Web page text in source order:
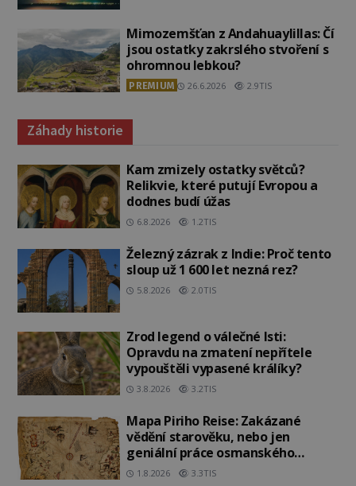
Mimozemšťan z Andahuaylillas: Čí
jsou ostatky zakrslého stvoření s
ohromnou lebkou?
PREMIUM 26.6.2026 2.9TIS
Záhady historie
Kam zmizely ostatky světců?
Relikvie, které putují Evropou a
dodnes budí úžas
6.8.2026 1.2TIS
Železný zázrak z Indie: Proč tento
sloup už 1 600 let nezná rez?
5.8.2026 2.0TIS
Zrod legend o válečné lsti:
Opravdu na zmatení nepřítele
vypouštěli vypasené králíky?
3.8.2026 3.2TIS
Mapa Piriho Reise: Zakázané
vědění starověku, nebo jen
geniální práce osmanského
admirála?
1.8.2026 3.3TIS